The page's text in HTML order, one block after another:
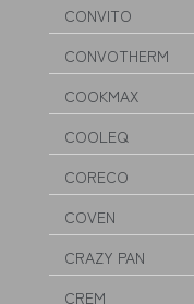
CONVITO
CONVOTHERM
COOKMAX
COOLEQ
CORECO
COVEN
CRAZY PAN
CREM